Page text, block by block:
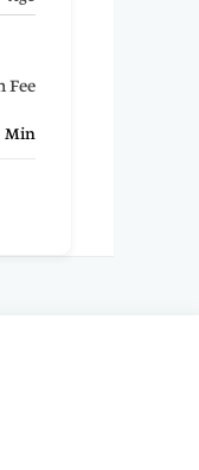
Fee
Min